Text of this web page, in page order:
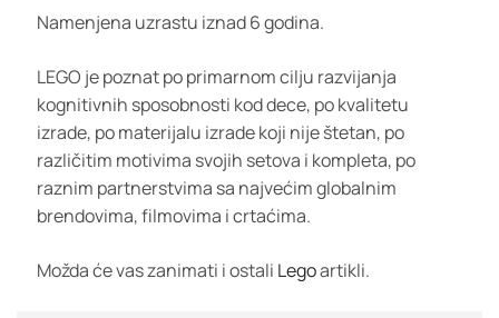
Namenjena uzrastu iznad 6 godina.
LEGO je poznat po primarnom cilju razvijanja
kognitivnih sposobnosti kod dece, po kvalitetu
izrade, po materijalu izrade koji nije štetan, po
različitim motivima svojih setova i kompleta, po
raznim partnerstvima sa najvećim globalnim
brendovima, filmovima i crtaćima.
Možda će vas zanimati i ostali Legoartikli.